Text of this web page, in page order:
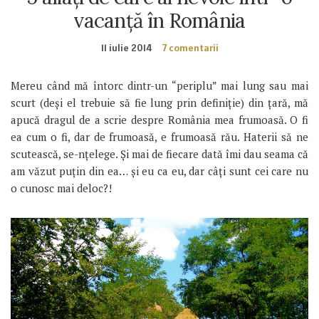
vacanță în România
11 iulie 2014 7 comentarii
Mereu când mă întorc dintr-un “periplu” mai lung sau mai
scurt (deși el trebuie să fie lung prin definiție) din țară, mă
apucă dragul de a scrie despre România mea frumoasă. O fi
ea cum o fi, dar de frumoasă, e frumoasă rău. Haterii să ne
scutească, se-nțelege. Și mai de fiecare dată îmi dau seama că
am văzut puțin din ea… și eu ca eu, dar câți sunt cei care nu
o cunosc mai deloc?!